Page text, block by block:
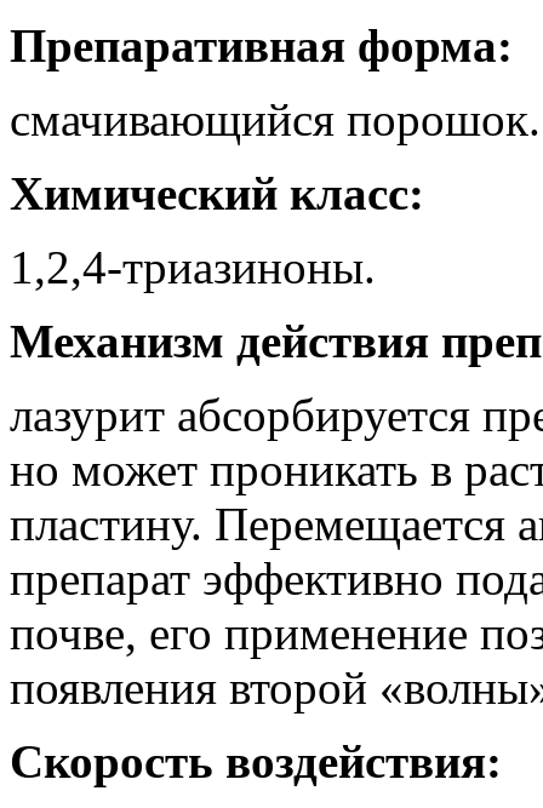
Препаративная форма:
смачивающийся порошок.
Химический класс:
1,2,4-триазиноны.
Механизм действия
лазурит абсорбируется
но может проникать в
пластину. Перемещается
препарат эффективно
почве, его применение
появления второй
Скорость воздействия: